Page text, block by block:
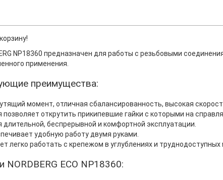
NP18360 предназначен для работы с резьбовыми
применения.
преимущества:
момент, отличная сбалансированность, высокая
открутить прикипевшие гайки с которыми на
длительной, беспрерывной и комфортной эксплуатации.
удобную работу двумя руками.
легко работать с крепежом в углублениях и труднодоступных
NORDBERG ECO NP18360: